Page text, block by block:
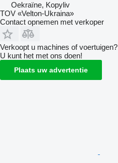
Oekraïne, Kopyliv
TOV «Velton-Ukraina»
Contact opnemen met verkoper
Verkoopt u machines of voertuigen?
U kunt het met ons doen!
Plaats uw advertentie